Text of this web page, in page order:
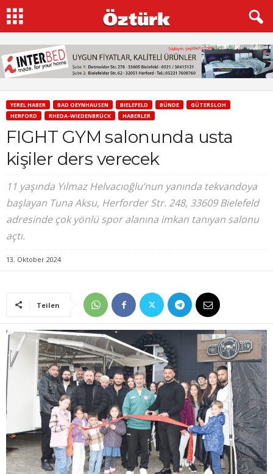
YEREL HABER BAD OEYNHAUSEN BIELEFELD BÜNDE
GÜTERSLOH
HERFORD
RHEDA-WIEDENBRÜCK HABERLER
FIGHT GYM salonunda usta
kişiler ders verecek
11 yaşında Yılmaz Helvacıoğlu’nun yanında tekvandoya
başlayan Tuna Aksu, Herforder Str. 248, 33609 Bielefeld
adresinde çok yönlü spor alanına imkan tanıyan salonu
açtı.
13. Oktober 2024
Teilen